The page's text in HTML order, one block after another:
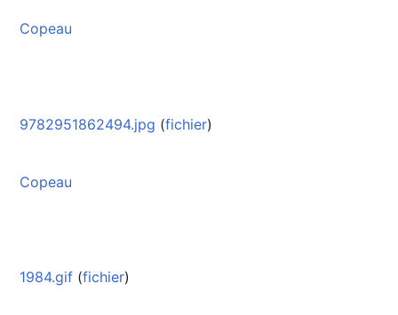
Copeau
9782951862494.jpg (fichier)
Copeau
1984.gif (fichier)